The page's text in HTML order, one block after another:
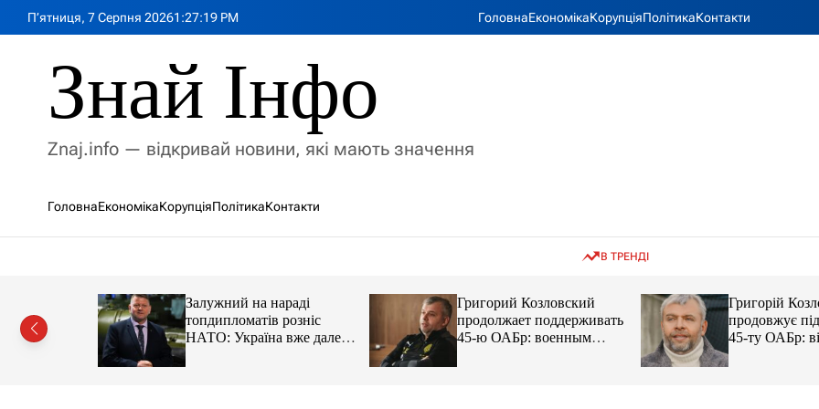
П’ятниця, 7 Серпня 20261 :27:21 PM ГоловнаЕкономікаКорупціяПолітикаКонтакти
Знай Інфо
Znaj.info — відкривай новини, які мають значення
ГоловнаЕкономікаКорупціяПолітикаКонтакти
В ТРЕНДІ
Залужний на нараді
топдипломатів розніс
НАТО: Україна вже далеко
попереду
Григорий Козловский
продолжает поддерживать
45-ю ОАБр: военным
передали электробайки
Григорій
продовжує
45-ту ОАБр:
передали